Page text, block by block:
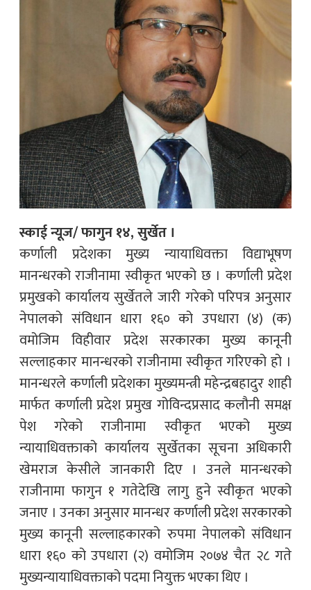
स्काई न्यूज/ फागुन १४, सुर्खेत ।
कर्णाली प्रदेशका मुख्य न्यायाधिवक्ता विद्याभूषण
मानन्धरको राजीनामा स्वीकृत भएको छ । कर्णाली प्रदेश
प्रमुखको कार्यालय सुर्खेतले जारी गरेको परिपत्र अनुसार
नेपालको संविधान धारा १६० को उपधारा (४) (क)
वमोजिम विहीवार प्रदेश सरकारका मुख्य कानूनी
सल्लाहकार मानन्धरको राजीनामा स्वीकृत गरिएको हो ।
मानन्धरले कर्णाली प्रदेशका मुख्यमन्त्री महेन्द्रबहादुर शाही
मार्फत कर्णाली प्रदेश प्रमुख गोविन्दप्रसाद कलौनी समक्ष
पेश गरेको राजीनामा स्वीकृत भएको मुख्य
न्यायाधिवक्ताको कार्यालय सुर्खेतका सूचना अधिकारी
खेमराज केसीले जानकारी दिए । उनले मानन्धरको
राजीनामा फागुन १ गतेदेखि लागु हुने स्वीकृत भएको
जनाए । उनका अनुसार मानन्धर कर्णाली प्रदेश सरकारको
मुख्य कानूनी सल्लाहकारको रुपमा नेपालको संविधान
धारा १६० को उपधारा (२) वमोजिम २०७४ चैत २८ गते
मुख्यन्यायाधिवक्ताको पदमा नियुक्त भएका थिए ।